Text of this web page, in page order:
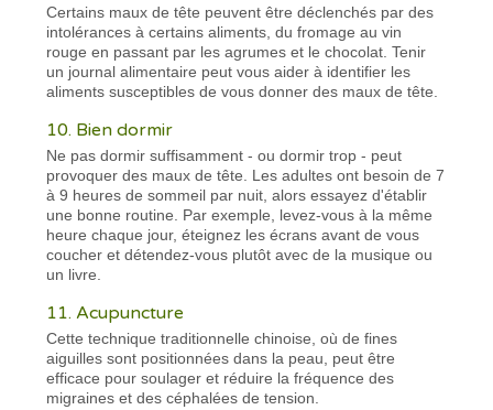
Certains maux de tête peuvent être déclenchés par des
intolérances à certains aliments, du fromage au vin
rouge en passant par les agrumes et le chocolat. Tenir
un journal alimentaire peut vous aider à identifier les
aliments susceptibles de vous donner des maux de tête.
10. Bien dormir
Ne pas dormir suffisamment - ou dormir trop - peut
provoquer des maux de tête. Les adultes ont besoin de 7
à 9 heures de sommeil par nuit, alors essayez d'établir
une bonne routine. Par exemple, levez-vous à la même
heure chaque jour, éteignez les écrans avant de vous
coucher et détendez-vous plutôt avec de la musique ou
un livre.
11. Acupuncture
Cette technique traditionnelle chinoise, où de fines
aiguilles sont positionnées dans la peau, peut être
efficace pour soulager et réduire la fréquence des
migraines et des céphalées de tension.